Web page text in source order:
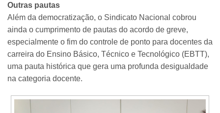
Outras pautas
Além da democratização, o Sindicato Nacional cobrou
ainda o cumprimento de pautas do acordo de greve,
especialmente o fim do controle de ponto para docentes da
carreira do Ensino Básico, Técnico e Tecnológico (EBTT),
uma pauta histórica que gera uma profunda desigualdade
na categoria docente.